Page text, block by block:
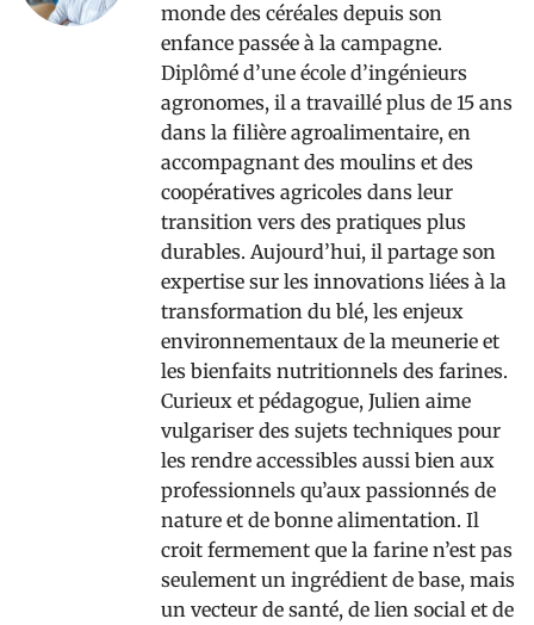
monde des céréales depuis son
enfance passée à la campagne.
Diplômé d’une école d’ingénieurs
agronomes, il a travaillé plus de 15 ans
dans la filière agroalimentaire, en
accompagnant des moulins et des
coopératives agricoles dans leur
transition vers des pratiques plus
durables. Aujourd’hui, il partage son
expertise sur les innovations liées à la
transformation du blé, les enjeux
environnementaux de la meunerie et
les bienfaits nutritionnels des farines.
Curieux et pédagogue, Julien aime
vulgariser des sujets techniques pour
les rendre accessibles aussi bien aux
professionnels qu’aux passionnés de
nature et de bonne alimentation. Il
croit fermement que la farine n’est pas
seulement un ingrédient de base, mais
un vecteur de santé, de lien social et de